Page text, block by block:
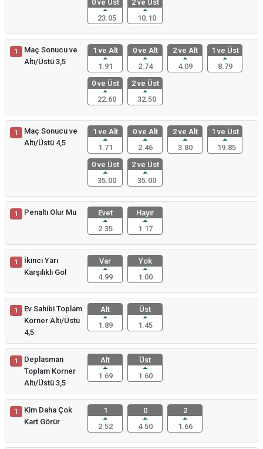
0 ve Üst
23.05
2 ve Üst
10.10
1
Maç Sonucu ve
Altı/Üstü 3,5
1 ve Alt
1.91
0 ve Alt
2.74
2 ve Alt
4.09
1 ve Üst
8.79
0 ve Üst
22.60
2 ve Üst
32.50
1
Maç Sonucu ve
Altı/Üstü 4,5
1 ve Alt
1.71
0 ve Alt
2.46
2 ve Alt
3.80
1 ve Üst
19.85
0 ve Üst
35.00
2 ve Üst
35.00
1 Penaltı Olur Mu
Evet
2.35
Hayır
1.17
1
İkinci Yarı
Karşılıklı Gol
Var
4.99
Yok
1.00
1
Ev Sahibi Toplam
Korner Altı/Üstü
4,5
Alt
1.89
Üst
1.45
1
Deplasman
Toplam Korner
Altı/Üstü 3,5
Alt
1.69
Üst
1.60
1
Kim Daha Çok
Kart Görür
1
2.52
0
4.50
2
1.66